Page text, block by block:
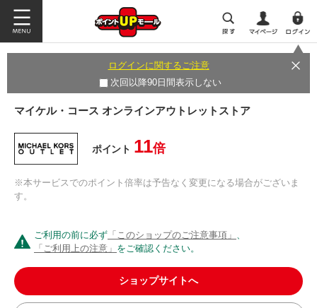
ログインに関するご注意
次回以降90日間表示しない
マイケル・コース オンラインアウトレットストア
ポイント 11倍
※本サービスでのポイント倍率は予告なく変更になる場合がございま
す。
ご利用の前に必ず 「このショップのご注意事項」 、
「ご利用上の注意」 をご確認ください。
ショップサイトへ